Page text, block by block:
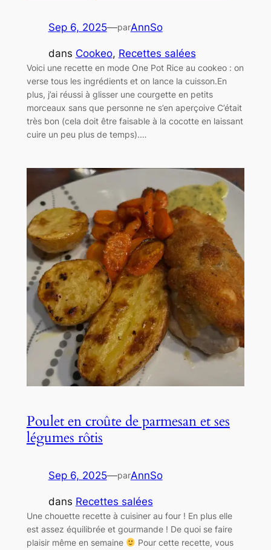
Sep 6, 2025—parAnnSo
dans Cookeo, Recettes salées
Voici une recette en mode One Pot Rice au cookeo : on
verse tous les ingrédients et on lance la cuisson.En
plus, j’ai réussi à glisser une courgette en petits
morceaux sans que personne ne s’en aperçoive C’était
très bon (cela doit être faisable à la cocotte en laissant
cuire un peu plus de temps).…
Poulet en croûte de parmesan et ses
légumes rôtis
Sep 6, 2025—parAnnSo
dans Recettes salées
Une chouette recette à cuisiner au four ! En plus elle
est assez équilibrée et gourmande ! De quoi se faire
plaisir même en semaine
Pour cette recette, vous